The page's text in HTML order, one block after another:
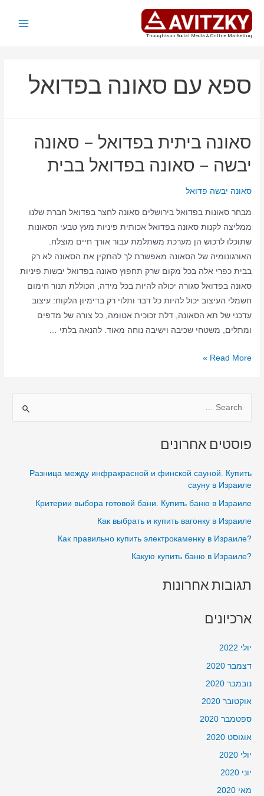
דילוג
לתוכן
Thoughts on Social Media & Online Marketing
ספא עם סאונה בפדואל
סאונה ביתית בפדואל – סאונה
יבשה – סאונה בפדואל בבית
סאונה יבשה פדואל
מבחר סאונות בפדואל בירושלים סאונה לחצר בפדואל חברת שלנו
ממליצה לקנות סאונה בפדואל אכותית פיניות מעץ טבעי הסאונות
שתוכלו לרכוש הן מערכת משתלמת עבור אורך חיים מוצלח.
האורגונומיה של הסאונה מאפשרת לך להתקין את הסאונה לא רק
בבית כפרי אלה בכל מקום שרק תחפוץ סאונה בפדואל יבשות פיניות
סאונה בפדואל סגורה יכולה להיות בכל מידה, הכוללת תנור חימום
חשמלי העיצוב יכול להיות כל דבר ותלוי רק בדימיון הלקוח: עיצוב
עדכני של תא הסאונה, דלת זכוכית אטומה, כל צורה של מדפים
ומתלים, משטחי שכיבה וישיבה נוחה מאוד. להנאה בלתי …
סאונה
–
בפדואל
בבית
Read More »
r
:
פוסטים אחרונים
Разница между инфракрасной и финской сауной. Купить
сауну в Израиле
Критерии выбора готовой бани. Купить баню в Израиле
Как выбрать и купить вагонку в Израиле
?Как правильно купить электрокаменку в Израиле
?Какую купить баню в Израиле
תגובות אחרונות
ארכיונים
יולי 2022
דצמבר 2020
נובמבר 2020
אוקטובר 2020
ספטמבר 2020
אוגוסט 2020
יולי 2020
יוני 2020
מאי 2020